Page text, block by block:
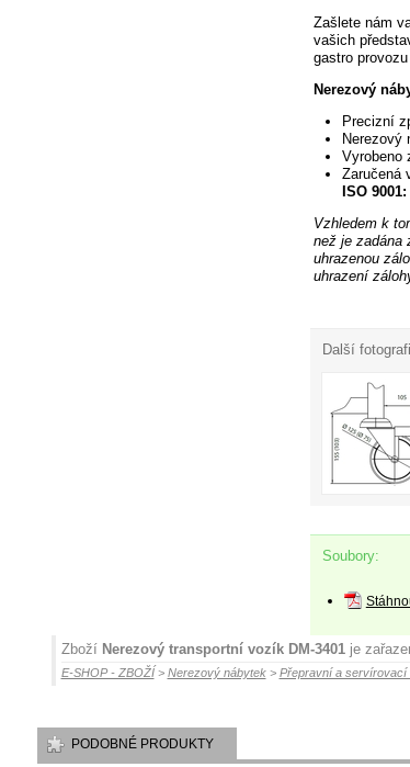
Zašlete nám
vašich
gastro
Nerezový
Precizní
Nerezový
Vyrobeno
Zaručená
ISO 9001:
Vzhledem k
než je zadána
uhrazenou
uhrazení
Další
Soubory:
Zboží Nerezový transportní vozík DM-3401je
E-SHOP - ZBOŽÍ> Nerezový nábytek> Přepravní a servírovací
PODOBNÉ PRODUKTY